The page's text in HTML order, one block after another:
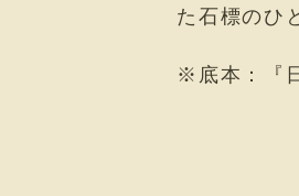
た石標のひ
※底本：『